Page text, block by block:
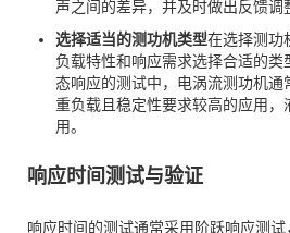
声之间的差异，并及时做出反馈调
选择适当的测功机类型在选择测功
负载特性和响应需求选择合适的
态响应的测试中，电涡流测功机通
重负载且稳定性要求较高的应用，
用。
响应时间测试与验证
响应时间的测试通常采用阶跃响应测